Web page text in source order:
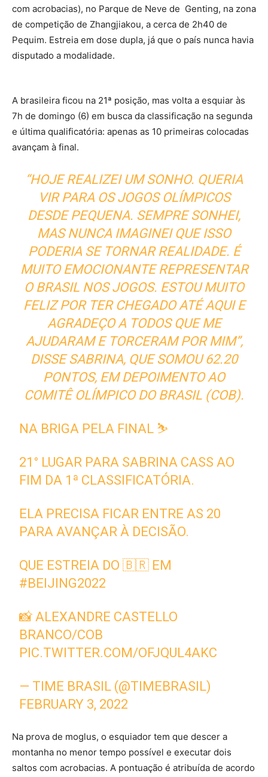
com acrobacias), no Parque de Neve de Genting, na zona
de competição de Zhangjiakou, a cerca de 2h40 de
Pequim. Estreia em dose dupla, já que o país nunca havia
disputado a modalidade.
A brasileira ficou na 21ª posição, mas volta a esquiar às
7h de domingo (6) em busca da classificação na segunda
e última qualificatória: apenas as 10 primeiras colocadas
avançam à final.
“HOJE REALIZEI UM SONHO. QUERIA
VIR PARA OS JOGOS OLÍMPICOS
DESDE PEQUENA. SEMPRE SONHEI,
MAS NUNCA IMAGINEI QUE ISSO
PODERIA SE TORNAR REALIDADE. É
MUITO EMOCIONANTE REPRESENTAR
O BRASIL NOS JOGOS. ESTOU MUITO
FELIZ POR TER CHEGADO ATÉ AQUI E
AGRADEÇO A TODOS QUE ME
AJUDARAM E TORCERAM POR MIM”,
DISSE SABRINA, QUE SOMOU 62.20
PONTOS, EM DEPOIMENTO AO
COMITÊ OLÍMPICO DO BRASIL (COB).
NA BRIGA PELA FINAL ⛷
21° LUGAR PARA SABRINA CASS AO
FIM DA 1ª CLASSIFICATÓRIA.
ELA PRECISA FICAR ENTRE AS 20
PARA AVANÇAR À DECISÃO.
QUE ESTREIA DO 🇧🇷 EM
#BEIJING2022
📸 ALEXANDRE CASTELLO
BRANCO/COB
PIC.TWITTER.COM/OFJQUL4AKC
— TIME BRASIL (@TIMEBRASIL)
FEBRUARY 3, 2022
Na prova de moglus, o esquiador tem que descer a
montanha no menor tempo possível e executar dois
saltos com acrobacias. A pontuação é atribuída de acordo